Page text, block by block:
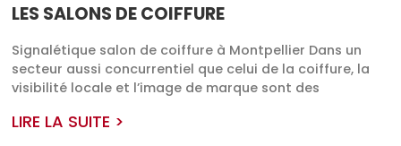
LES SALONS DE COIFFURE
Signalétique salon de coiffure à Montpellier Dans un
secteur aussi concurrentiel que celui de la coiffure, la
visibilité locale et l’image de marque sont des
LIRE LA SUITE >